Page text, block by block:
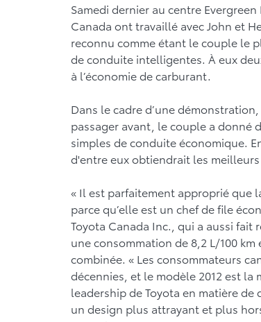
Samedi dernier au centre
Canada ont travaillé avec John et
reconnu comme étant le couple le
de conduite intelligentes. À eux
à l’économie de carburant.
Dans le cadre d’une
passager avant, le couple a donné
simples de conduite économique.
d'entre eux obtiendrait les
« Il est parfaitement approprié que
parce qu’elle est un chef de file
Toyota Canada Inc., qui a aussi
une consommation de 8,2 L/100
combinée. « Les consommateurs
décennies, et le modèle 2012 est
leadership de Toyota en matière
un design plus attrayant et plus